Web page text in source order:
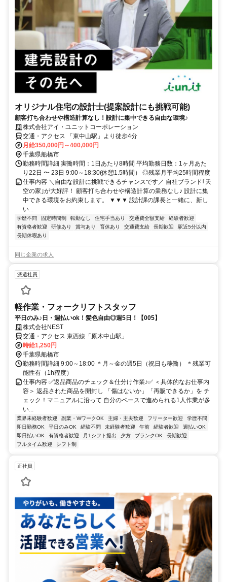
オリジナル住宅の設計士(提案設計にも挑戦可能)
顧客打ち合わせや構造計算なし！設計に集中できる自由な環境♪
株式会社アイ・ユニットコーポレーション
交通・アクセス 「東中山駅」より徒歩4分
月給350,000円～400,000円
千葉県船橋市
勤務時間詳細 実働時間：1日あたり8時間 平均勤務日数：1ヶ月あた
り22日 〜 23日 9:00～18:30(休憩1.5時間） ◎残業月平均25時間程度
仕事内容 ＼自由な設計に挑戦できるチャンスです／ 自社ブランド｢天
空の家｣が大好評！ 顧客打ち合わせや構造計算の業務なし♪ 設計に集
中できる環境をお約束します。 ▼▼▼ 設計課の課長と一緒に、新し
い...
学歴不問 固定時間制 転勤なし 住宅手当あり 交通費全額支給
経験者歓迎
有資格者歓迎
研修あり 賞与あり 育休あり 交通費支給 長期歓迎
駅近5分以内
長期休暇あり
同じ企業の求人
派遣社員
軽作業・フォークリフトスタッフ
平日のみ♪日・週払いok！髪色自由◎週5日！【005】
株式会社NEST
交通・アクセス 東西線「原木中山駅」
時給1,250円
千葉県船橋市
勤務時間詳細 9:00～18:00 ＊月～金の週5日（祝日も稼働） ＊残業可
能性有（1h程度）
仕事内容 ✅返品商品のチェック＆仕分け作業♪✅ ＜具体的なお仕事内
容＞ 返品された商品を開封し 「傷はないか」「再販できるか」を チ
ェック！マニュアルに沿って 自分のペースで進められる1人作業が多
い...
業界未経験者歓迎 副業・WワークOK 主婦・主夫歓迎 フリーター歓迎
学歴不問
即日勤務OK
平日のみOK 経験不問 未経験者歓迎 午前 経験者歓迎
週払いOK
即日払いOK
有資格者歓迎 月1シフト提出 夕方 ブランクOK
長期歓迎
フルタイム歓迎
シフト制
正社員